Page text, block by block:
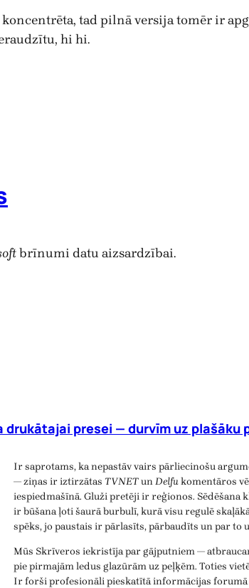
tad pilnā versija tomēr ir
hi hi.
brīnumi datu aizsardzībai.
drukātajai presei — durvīm uz plašāku
Ir saprotams, ka nepastāv vairs pārliecinošu
— ziņas ir iztirzātas TVNETunDelfukomentāros
iespiedmašīnā. Gluži pretēji ir reģionos. Sēdēšana
ir būšana ļoti šaurā burbulī, kurā visu regulē
spēks, jo paustais ir pārlasīts, pārbaudīts un par to
Mūs Skrīveros iekristīja par gājputniem —
pie pirmajām ledus glazūrām uz peļķēm. Toties
Ir forši profesionāli pieskatītā informācijas forumā